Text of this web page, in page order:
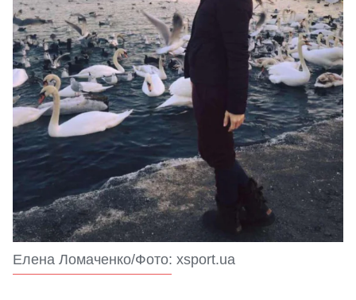
Елена Ломаченко/Фото: xsport.ua